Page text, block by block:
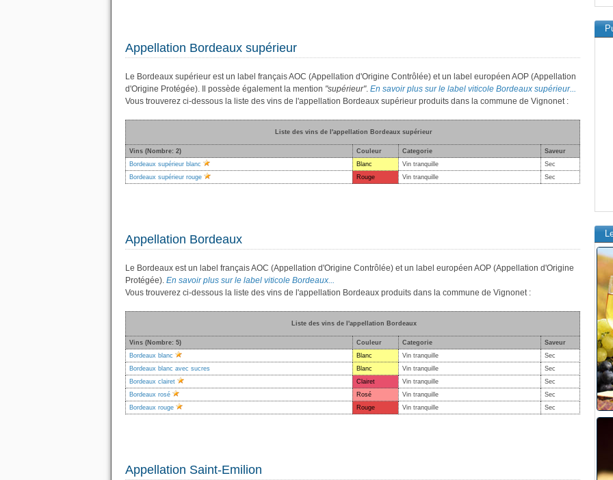
Appellation Bordeaux supérieur
Le Bordeaux supérieur est un label français AOC (Appellation d'Origine Contrôlée) et un label européen AOP (Appellation
d'Origine Protégée). Il possède également la mention "supérieur". En savoir plus sur le label viticole Bordeaux supérieur...
Vous trouverez ci-dessous la liste des vins de l'appellation Bordeaux supérieur produits dans la commune de Vignonet :
Liste des vins de l'appellation Bordeaux supérieur
Vins (Nombre: 2) Couleur Categorie
Saveur
Bordeaux supérieur blanc
Blanc Vin tranquille
Sec
Bordeaux supérieur rouge
Rouge Vin tranquille Sec
Appellation Bordeaux
Le Bordeaux est un label français AOC (Appellation d'Origine Contrôlée) et un label européen AOP (Appellation d'Origine
Protégée). En savoir plus sur le label viticole Bordeaux...
Vous trouverez ci-dessous la liste des vins de l'appellation Bordeaux produits dans la commune de Vignonet :
Liste des vins de l'appellation Bordeaux
Vins (Nombre: 5) Couleur Categorie
Saveur
Bordeaux blanc
Blanc Vin tranquille
Sec
Bordeaux blanc avec sucres
Blanc Vin tranquille
Sec
Bordeaux clairet
Clairet Vin tranquille
Sec
Bordeaux rosé
Rosé Vin tranquille
Sec
Bordeaux rouge
Rouge Vin tranquille Sec
Appellation Saint-Emilion